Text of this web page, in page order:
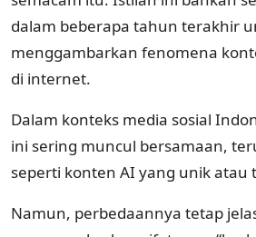
dalam beberapa tahun terakhir
menggambarkan fenomena
di internet.
Dalam konteks media sosial
ini sering muncul bersamaan,
seperti konten AI yang unik atau
Namun, perbedaannya tetap